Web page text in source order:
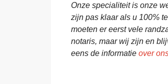
Onze specialiteit is onze
zijn pas klaar als u 100%
moeten er eerst vele
notaris, maar wij zijn en
eens de informatie over